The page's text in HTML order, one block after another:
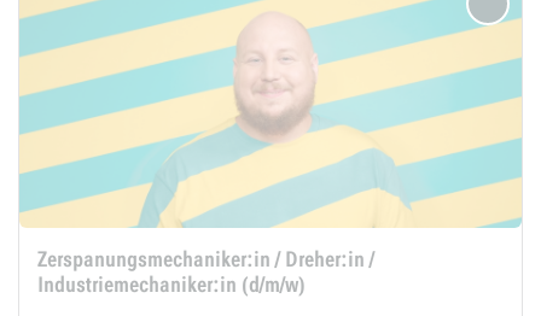
merken
Zerspanungsmechaniker:in / Dreher:in /
Industriemechaniker:in (d/m/w)